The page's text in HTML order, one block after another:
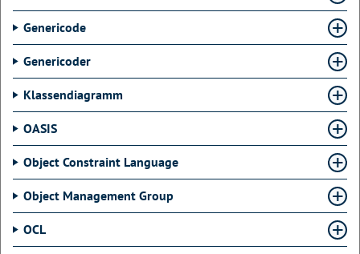
Genericode
Genericoder
Klassendiagramm
OASIS
Object Constraint Language
Object Management Group
OCL